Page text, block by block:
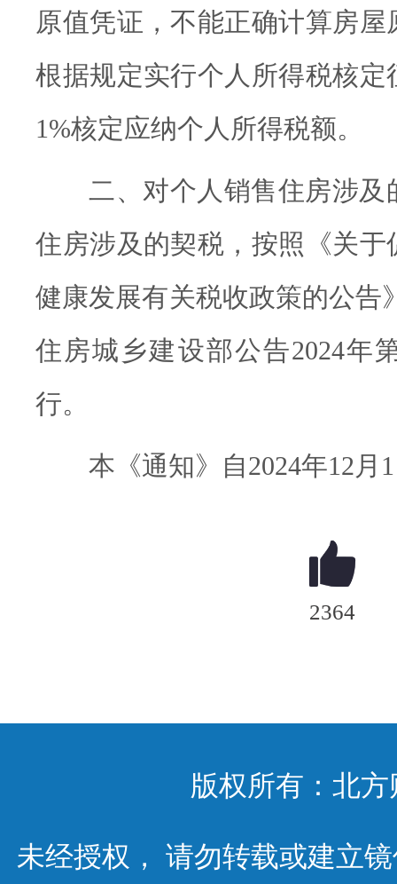
原值凭证，不能正确计算房
根据规定实行个人所得税核
1%核定应纳个人所得税额。
二、对个人销售住房涉及
住房涉及的契税，按照《关
健康发展有关税收政策的公告
住房城乡建设部公告2024年
行。
本《通知》自2024年12月
2364
版权所有：北
未经授权， 请勿转载或建立